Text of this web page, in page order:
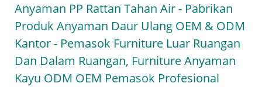
Anyaman PP Rattan Tahan Air - Pabrikan
Produk Anyaman Daur Ulang OEM & ODM
Kantor - Pemasok Furniture Luar Ruangan
Dan Dalam Ruangan, Furniture Anyaman
Kayu ODM OEM Pemasok Profesional